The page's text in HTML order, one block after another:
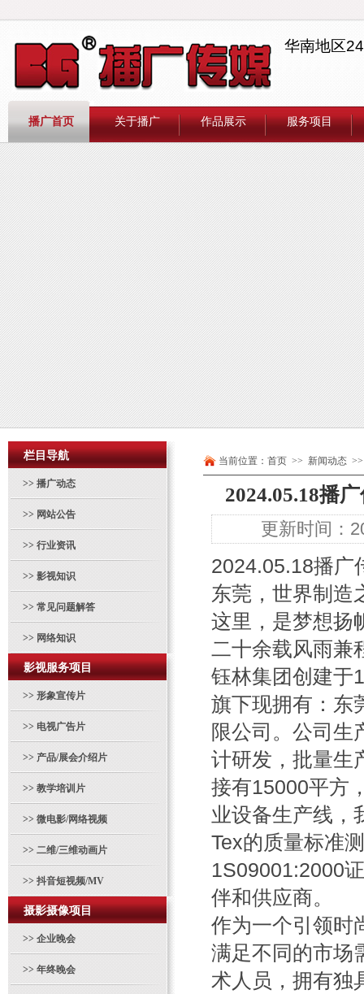
华南地区
播广首页 关于播广 作品展示 服务项目
栏目导航
>> 播广动态
>> 网站公告
>> 行业资讯
>> 影视知识
>> 常见问题解答
>> 网络知识
影视服务项目
>> 形象宣传片
>> 电视广告片
>> 产品/展会介绍片
>> 教学培训片
>> 微电影/网络视频
>> 二维/三维动画片
>> 抖音短视频/MV
摄影摄像项目
>> 企业晚会
>> 年终晚会
当前位置： 首页 >> 新闻动态
2024.05.18播
更新时间：
2024.05.18播广
东莞，世界制造
这里，是梦想扬
二十余载风雨兼
钰林集团创建于
旗下现拥有：东
限公司。公司生
计研发，批量生
接有15000平方
业设备生产线，
Tex的质量标准
1S09001:2000
伴和供应商。
作为一个引领时
满足不同的市场
术人员，拥有独